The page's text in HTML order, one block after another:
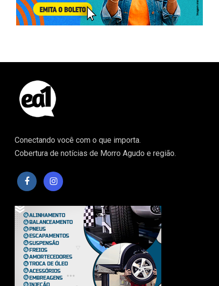
Conectando você com o que importa.
Cobertura de notícias de Morro Agudo e região.